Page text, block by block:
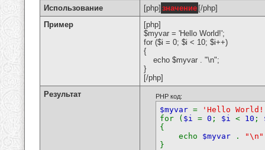
Использование [php] значение [/php]
Пример
[php]
$myvar = 'Hello World!';
for ($i = 0; $i < 10; $i++)
{
echo $myvar . "\n";
}
[/php]
Результат
PHP код:
$myvar =
'Hello
for ( $i = 0 ; $i < 10 ;
{
echo $myvar . "\n"
}